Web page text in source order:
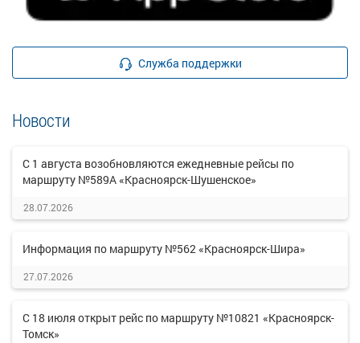
Служба поддержки
Новости
С 1 августа возобновляются ежедневные рейсы по
маршруту №589А «Красноярск-Шушенское»
28.07.2026
Информация по маршруту №562 «Красноярск-Шира»
27.07.2026
С 18 июля открыт рейс по маршруту №10821 «Красноярск-
Томск»